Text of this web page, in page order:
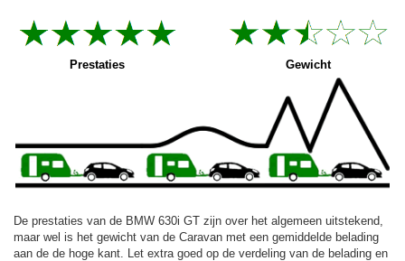
Prestaties Gewicht
De prestaties van de BMW 630i GT zijn over het algemeen uitstekend,
maar wel is het gewicht van de Caravan met een gemiddelde belading
aan de de hoge kant. Let extra goed op de verdeling van de belading en